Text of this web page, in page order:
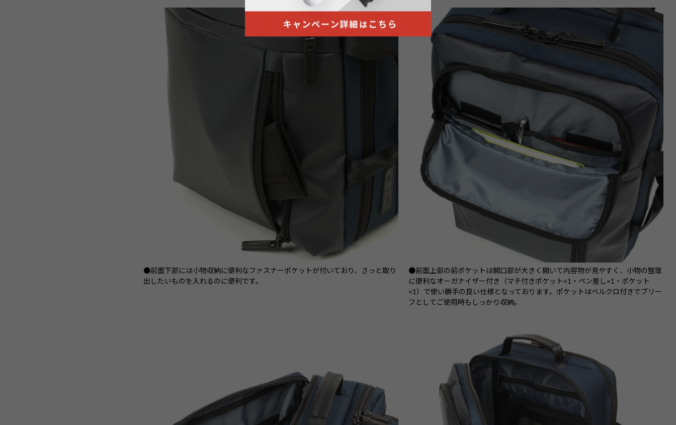
●前面下部には小物収納に便利なファスナーポケットが付いており、さっと取り
出したいものを入れるのに便利です。
●前面上部の前ポケットは開口部が大きく開いて内容物が見やすく、小物の整理
に便利なオーガナイザー付き（マチ付きポケット×1・ペン差し×1・ポケット
×1）で使い勝手の良い仕様となっております。ポケットはベルクロ付きでブリー
フとしてご使用時もしっかり収納。